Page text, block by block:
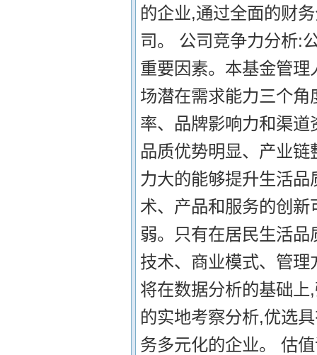
的企业,通过全面的财
司。 公司竞争力分析:
重要因素。本基金管
场潜在需求能力三个
率、品牌影响力和渠
品质优势明显、产业
力大的能够提升生活
术、产品和服务的创
弱。只有在居民生活
技术、商业模式、管
将在数据分析的基础上
的实地考察分析,优选
务多元化的企业。 估